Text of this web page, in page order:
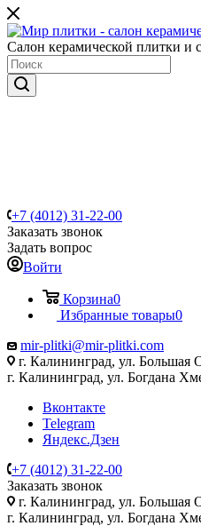
Салон керамической плитки и
+7 (4012) 31-22-00
Заказать звонок
Задать вопрос
Войти
Корзина0
Избранные товары0
mir-plitki@mir-plitki.com
г. Калининград, ул. Большая
г. Калининград, ул. Богдана
Вконтакте
Telegram
Яндекс.Дзен
+7 (4012) 31-22-00
Заказать звонок
г. Калининград, ул. Большая
г. Калининград, ул. Богдана